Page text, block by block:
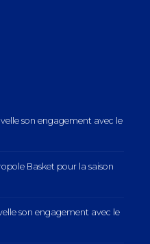
son engagement avec le
Basket pour la saison
son engagement avec le